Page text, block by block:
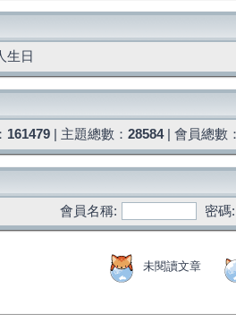
生日
161479 | 主題總數： 28584| 會員總數
會員名稱:
密碼:
未閱讀文章